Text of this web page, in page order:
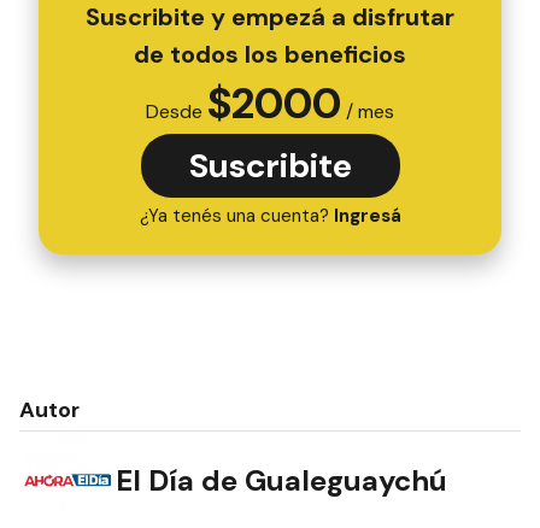
Suscribite y empezá a disfrutar
de todos los beneficios
Desde $2000 / mes
Suscribite
¿Ya tenés una cuenta? Ingresá
Autor
El Día de Gualeguaychú